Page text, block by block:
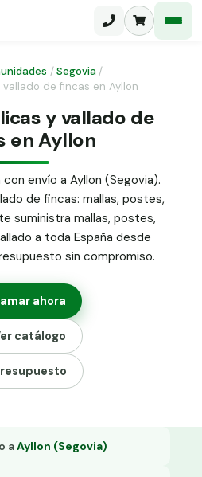
hojas
torsión
galvanizado
g/m² verde
H.
/ Segovia /
de fincas en Ayllon
y vallado de
en Ayllon
envío a Ayllon (Segovia).
de fincas: mallas, postes,
suministra mallas, postes,
a toda España desde
sin compromiso.
ahora
catálogo
aAyllon (Segovia)